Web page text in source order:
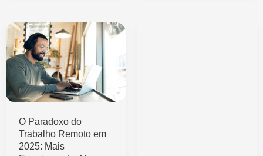
O Paradoxo do
Trabalho Remoto em
2025: Mais